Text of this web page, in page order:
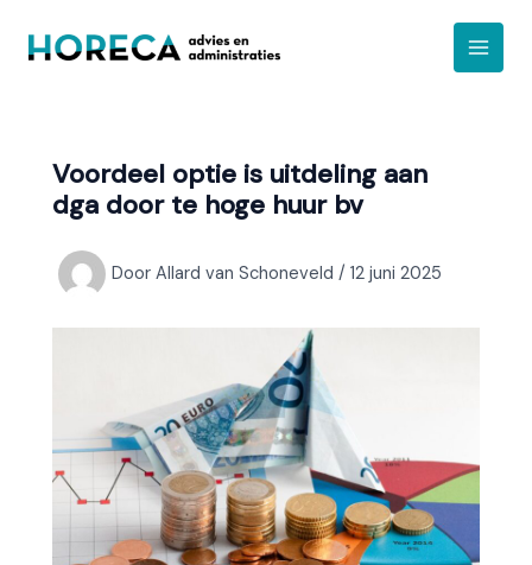
naar
Voordeel optie is uitdeling aan
dga door te hoge huur bv
Door Allard van Schoneveld / 12 juni 2025